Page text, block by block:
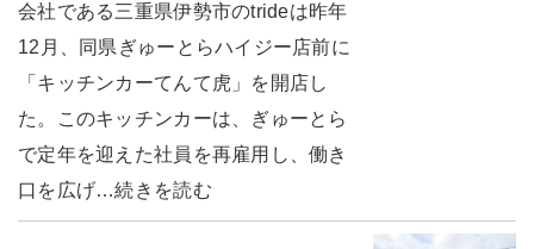
会社である三重県伊勢市のtrideは昨年
12月、同県ぎゅーとらハイジー店前に
「キッチンカーてんて虎」を開店し
た。このキッチンカーは、ぎゅーとら
で定年を迎えた社員を再雇用し、働き
口を広げ…続きを読む